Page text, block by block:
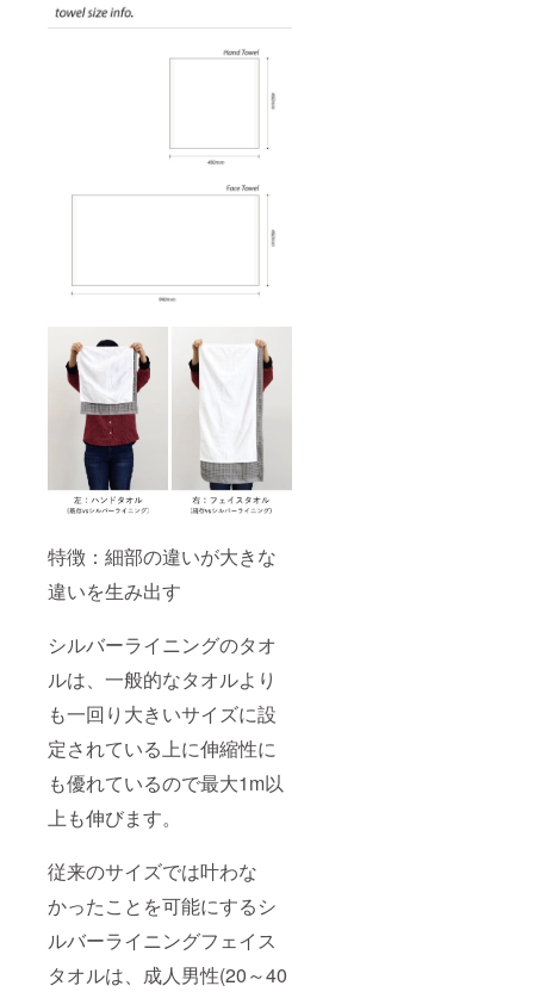
特徴：細部の違いが大きな
違いを生み出す
シルバーライニングのタオ
ルは、一般的なタオルより
も一回り大きいサイズに設
定されている上に伸縮性に
も優れているので最大1m以
上も伸びます。
従来のサイズでは叶わな
かったことを可能にするシ
ルバーライニングフェイス
タオルは、成人男性(20～40